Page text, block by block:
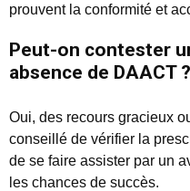
prouvent la conformité et
Peut-on contester
absence de DAACT ?
Oui, des recours gracieux
conseillé de vérifier la
de se faire assister par un
les chances de succès.